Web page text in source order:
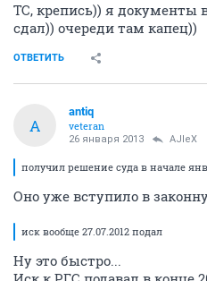
ТС, крепись)) я документы
сдал)) очереди там капец))
ОТВЕТИТЬ
A
antiq
veteran
26 января 2013 AJIeX
получил решение суда в начале
Оно уже вступило в
иск вообще 27.07.2012 подал
Ну это быстро...